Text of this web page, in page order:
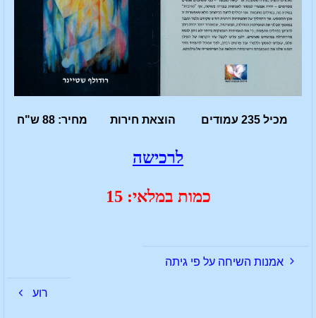
מכיל 235 עמודים הוצאת חירות מחיר: 88 ש"ח
לרכישה
כמות במלאי: 15
אמנות השיחה על פי גיתה
רוע